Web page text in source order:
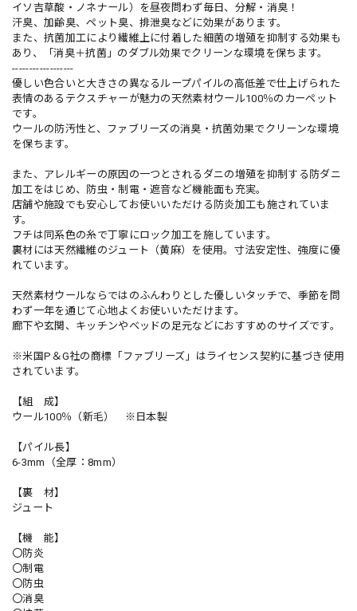
イソ吉草酸・ノネナール）を昼夜問わず毎日、分解・消臭！
汗臭、加齢臭、ペット臭、排泄臭などに効果があります。
また、抗菌加工により繊維上に付着した細菌の増殖を抑制する効果も
あり、「消臭＋抗菌」のダブル効果でクリーンな環境を保ちます。
------------------
優しい色合いと大きさの異なるループパイルの高低差で仕上げられた
表情のあるテクスチャーが魅力の天然素材ウール100％のカーペット
です。
ウールの防汚性と、ファブリーズの消臭・抗菌効果でクリーンな環境
を保ちます。
また、アレルギーの原因の一つとされるダニの増殖を抑制する防ダニ
加工をはじめ、防虫・制電・遮音など機能面も充実。
店舗や施設でも安心してお使いいただける防炎加工も施されていま
す。
フチは同系色の糸で丁寧にロック加工を施しています。
裏材には天然繊維のジュート（黄麻）を使用。寸法安定性、強度に優
れています。
天然素材ウールならではのふんわりとした優しいタッチで、季節を問
わず一年を通じて心地よくお使いいただけます。
廊下や玄関、キッチンやベッドの足元などにおすすめのサイズです。
※米国P＆G社の商標「ファブリーズ」はライセンス契約に基づき使用
されています。
【組 成】
ウール100％（新毛） ※日本製
【パイル長】
6-3mm（全厚：8mm）
【裏 材】
ジュート
【機 能】
〇防炎
〇制電
〇防虫
〇消臭